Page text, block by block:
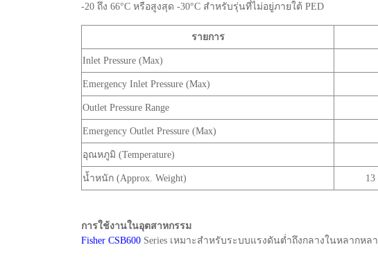
-20 ถึง 66°C หรือสูงสุด -30°C สำหรับรุ่นที่ไม่อยู่ภายใต้ PED
รายการ
Inlet Pressure (Max)
Emergency Inlet Pressure (Max)
Outlet Pressure Range
Emergency Outlet Pressure (Max)
อุณหภูมิ (Temperature)
น้ำหนัก (Approx. Weight)
การใช้งานในอุตสาหกรรม
Fisher CSB600 Series เหมาะสำหรับระบบแรงดันต่ำถึงกลางในหลากหล